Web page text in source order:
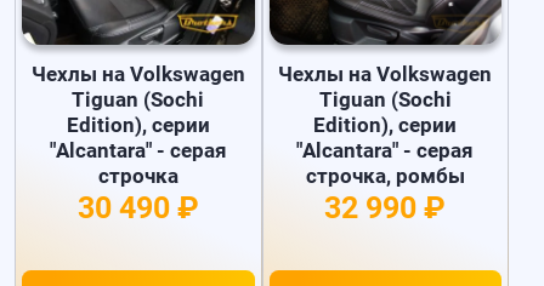
Чехлы на Volkswagen
Tiguan (Sochi
Edition), серии
"Alcantara" - серая
строчка
30 490 ₽
Чехлы на Volkswagen
Tiguan (Sochi
Edition), серии
"Alcantara" - серая
строчка, ромбы
32 990 ₽